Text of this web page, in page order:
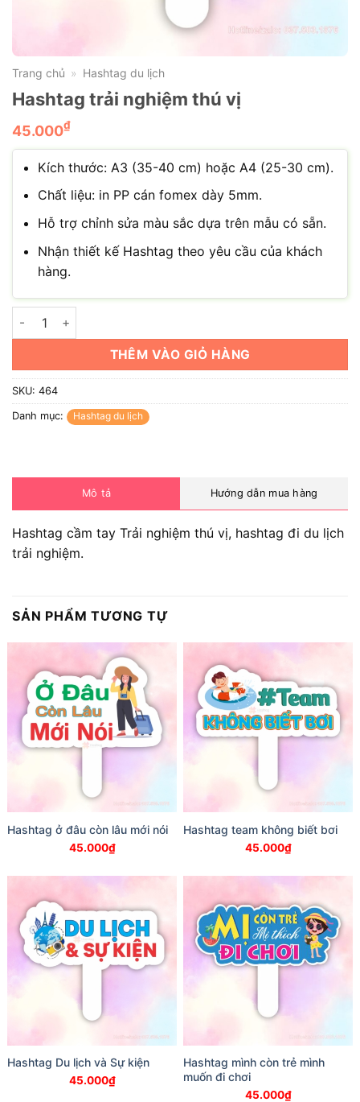
Trang chủ » Hashtag du lịch
Hashtag trải nghiệm thú vị
45.000₫
Kích thước: A3 (35-40 cm) hoặc A4 (25-30 cm).
Chất liệu: in PP cán fomex dày 5mm.
Hỗ trợ chỉnh sửa màu sắc dựa trên mẫu có sẵn.
Nhận thiết kế Hashtag theo yêu cầu của khách
hàng.
Hashtag trải nghiệm thú vị số lượng
THÊM VÀO GIỎ HÀNG
SKU: 464
Danh mục: Hashtag du lịch
Mô tả Hướng dẫn mua hàng
Hashtag cầm tay Trải nghiệm thú vị, hashtag đi du lịch
trải nghiệm.
SẢN PHẨM TƯƠNG TỰ
Hashtag ở đâu còn lâu mới nói
45.000₫
Hashtag team không biết bơi
45.000₫
Hashtag Du lịch và Sự kiện
45.000₫
Hashtag mình còn trẻ mình
muốn đi chơi
45.000₫